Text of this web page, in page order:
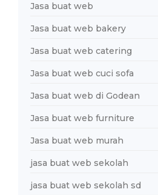
Jasa buat web
Jasa buat web bakery
Jasa buat web catering
Jasa buat web cuci sofa
Jasa buat web di Godean
Jasa buat web furniture
Jasa buat web murah
jasa buat web sekolah
jasa buat web sekolah sd